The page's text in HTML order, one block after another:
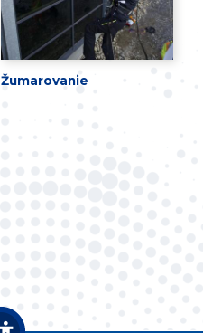
Žumarovanie